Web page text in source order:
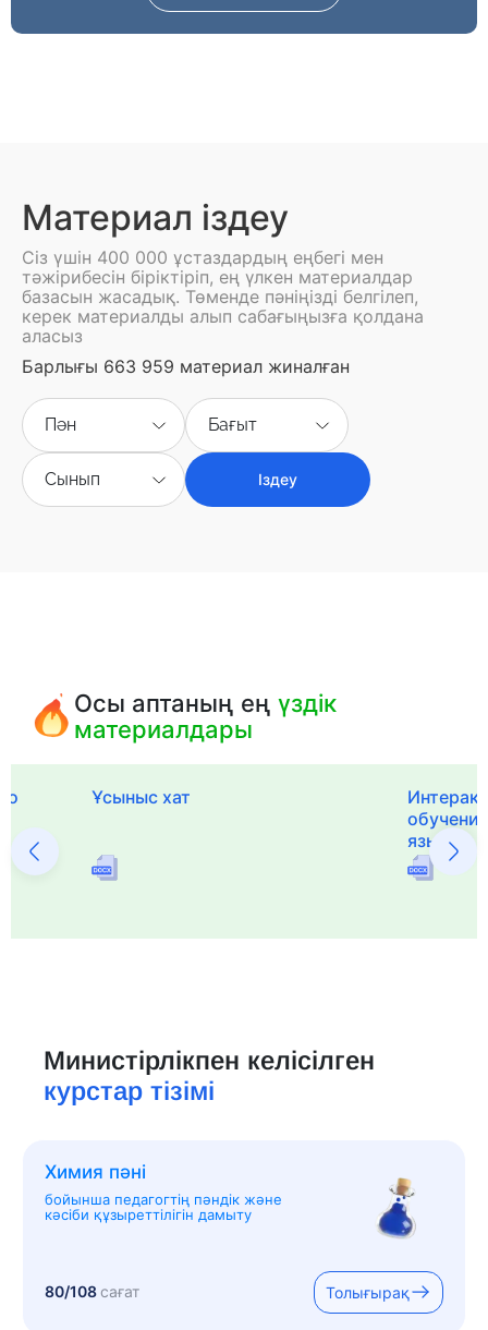
Материал іздеу
Сіз үшін 400 000 ұстаздардың еңбегі мен
тәжірибесін біріктіріп, ең үлкен материалдар
базасын жасадық. Төменде пәніңізді белгілеп,
керек материалды алып сабағыңызға қолдана
аласыз
Барлығы 663 959 материал жиналған
Пән Бағыт
Сынып Іздеу
Осы аптаның еңүздік
материалдары
Ұсыныс хат
языка и
Министірлікпен келісілген
курстар тізімі
Химия пәні
бойынша педагогтің пәндік және
кәсіби құзыреттілігін дамыту
80/108сағат Толығырақ